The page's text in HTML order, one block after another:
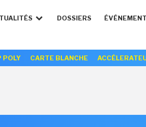
DOSSIERS
POLY CARTE BLANCHE